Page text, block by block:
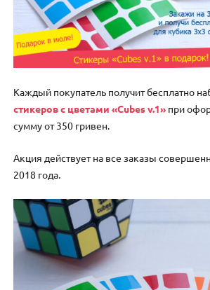
Каждый покупатель получит бесплатно
стикеров с цветами «Cubes v.1» при
сумму от 350 гривен.
Акция действует на все заказы
2018 года.